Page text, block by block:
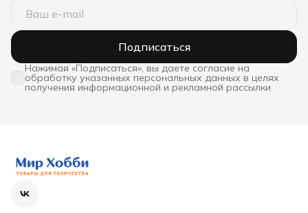
Подписаться
Нажимая «Подписаться», вы даете согласие на
обработку указанных персональных данных в целях
получения информационной и рекламной рассылки